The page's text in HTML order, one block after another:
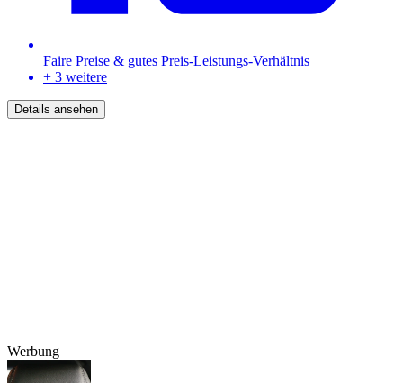
Faire Preise & gutes Preis-Leistungs-Verhältnis
+ 3 weitere
Details ansehen
Werbung